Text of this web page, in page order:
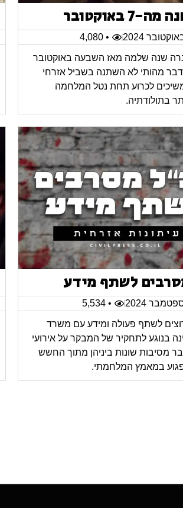
באוקטובר
• 4,080
שנה שלמה מאז השבעה באוקטובר
דבר מהותי לא השתנה בשביל אזרחי
לכרוע תחת נטל המלחמה
בתולודתיה.
לשתף מידע
• 5,534
לשתף פעולה ומידע עם משרד
בנוגע לתחקיר של המבקר על אירועי
מסיבות שונות ביניהן מתוך החשש
במאמץ המלחמתי.